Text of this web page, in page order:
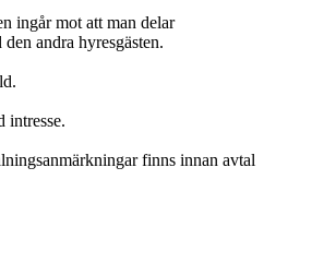
ingår mot att man delar
andra hyresgästen.
intresse.
finns innan avtal